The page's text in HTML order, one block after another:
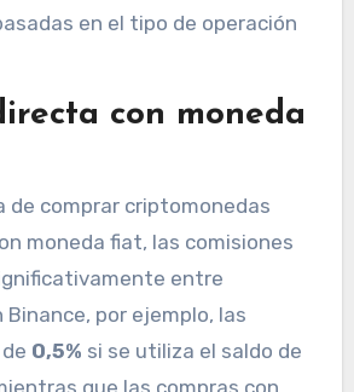
en el tipo de operación
con moneda
de comprar criptomonedas
moneda fiat, las comisiones
entre
por ejemplo, las
0,5% si se utiliza el saldo de
que las compras con